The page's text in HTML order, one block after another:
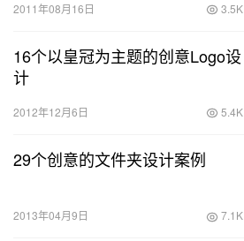
2011年08月16日 3.5K
16个以皇冠为主题的创意Logo设
计
2012年12月6日 5.4K
29个创意的文件夹设计案例
2013年04月9日 7.1K